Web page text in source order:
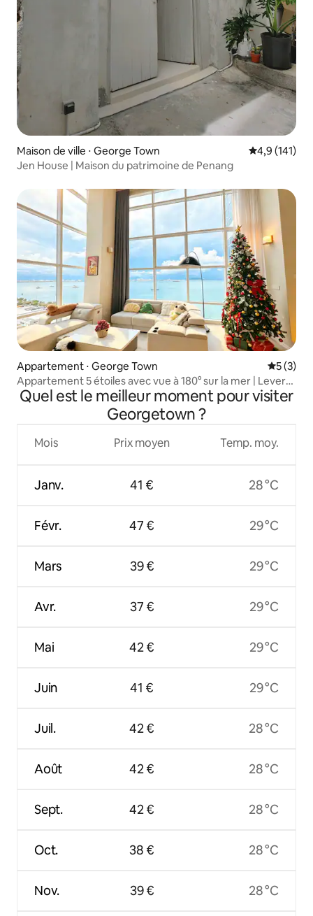
Maison de ville ⋅ George Town Évaluation
4,9 (141)
Jen House | Maison du patrimoine de Penang
Appartement ⋅ George Town
5 (3)
Appartement 5 étoiles avec vue à 180° sur la mer | Lever
du soleil, paradis de la gastronomie
Quel est le meilleur moment pour visiter
Georgetown ?
Mois
Janv.
Févr.
Mars
Avr.
Mai
Juin
Juil.
Août
Sept.
Oct.
Nov.
Prix moyen
41 €
47 €
39 €
37 €
42 €
41 €
42 €
42 €
42 €
38 €
39 €
Temp. moy.
28 °C
29 °C
29 °C
29 °C
29 °C
29 °C
28 °C
28 °C
28 °C
28 °C
28 °C